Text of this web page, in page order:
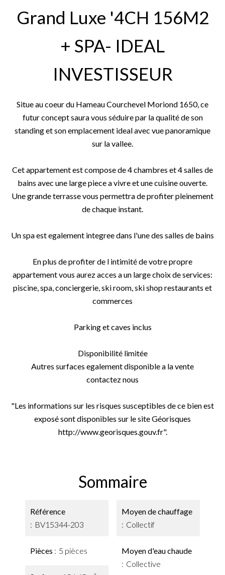
Grand Luxe '4CH 156M2
+ SPA- IDEAL
INVESTISSEUR
Situe au coeur du Hameau Courchevel Moriond 1650, ce
futur concept saura vous séduire par la qualité de son
standing et son emplacement ideal avec vue panoramique
sur la vallee.
Cet appartement est compose de 4 chambres et 4 salles de
bains avec une large piece a vivre et une cuisine ouverte.
Une grande terrasse vous permettra de profiter pleinement
de chaque instant.
Un spa est egalement integree dans l'une des salles de bains
En plus de profiter de l intimité de votre propre
appartement vous aurez acces a un large choix de services:
piscine, spa, conciergerie, ski room, ski shop restaurants et
commerces
Parking et caves inclus
Disponibilité limitée
Autres surfaces egalement disponible a la vente
contactez nous
"Les informations sur les risques susceptibles de ce bien est
exposé sont disponibles sur le site Géorisques
http://www.georisques.gouv.fr".
Sommaire
Référence
BV15344-203
Pièces 5 pièces
Moyen de chauffage
Collectif
Moyen d'eau chaude
Collective